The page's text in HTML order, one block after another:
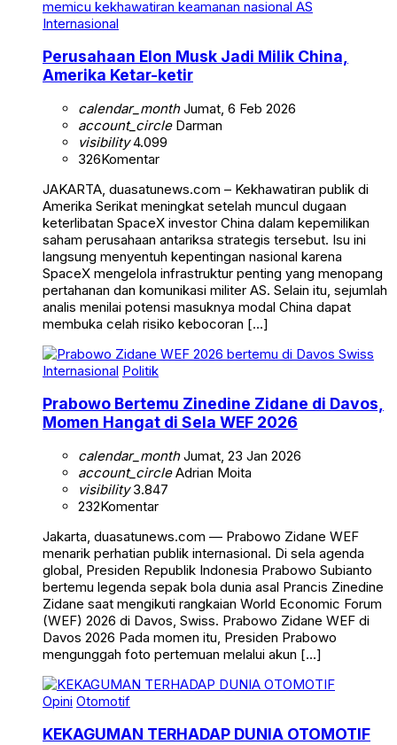
Internasional
Perusahaan Elon Musk Jadi Milik China,
Amerika Ketar-ketir
calendar_monthJumat, 6 Feb 2026
account_circleDarman
visibility4.099
326Komentar
JAKARTA, duasatunews.com – Kekhawatiran publik di
Amerika Serikat meningkat setelah muncul dugaan
keterlibatan SpaceX investor China dalam kepemilikan
saham perusahaan antariksa strategis tersebut. Isu ini
langsung menyentuh kepentingan nasional karena
SpaceX mengelola infrastruktur penting yang menopang
pertahanan dan komunikasi militer AS. Selain itu, sejumlah
analis menilai potensi masuknya modal China dapat
membuka celah risiko kebocoran […]
Internasional Politik
Prabowo Bertemu Zinedine Zidane di Davos,
Momen Hangat di Sela WEF 2026
calendar_monthJumat, 23 Jan 2026
account_circleAdrian Moita
visibility3.847
232Komentar
Jakarta, duasatunews.com — Prabowo Zidane WEF
menarik perhatian publik internasional. Di sela agenda
global, Presiden Republik Indonesia Prabowo Subianto
bertemu legenda sepak bola dunia asal Prancis Zinedine
Zidane saat mengikuti rangkaian World Economic Forum
(WEF) 2026 di Davos, Swiss. Prabowo Zidane WEF di
Davos 2026 Pada momen itu, Presiden Prabowo
mengunggah foto pertemuan melalui akun […]
Opini Otomotif
KEKAGUMAN TERHADAP DUNIA OTOMOTIF